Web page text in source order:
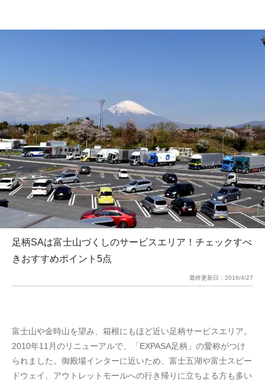
足柄SAは富士山づくしのサービスエリア！チェックすべ
きおすすめポイント5点
最終更新日： 2016/4/27
富士山や金時山を望み、箱根にもほど近い足柄サービスエリア。
2010年11月のリニューアルで、「EXPASA足柄」の愛称がつけ
られました。御殿場インターに近いため、富士五湖や富士スピー
ドウェイ、アウトレットモールへの行き帰りに立ちよる方も多い